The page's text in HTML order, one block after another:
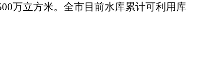
万立方米。全市目前水库累计可利用库